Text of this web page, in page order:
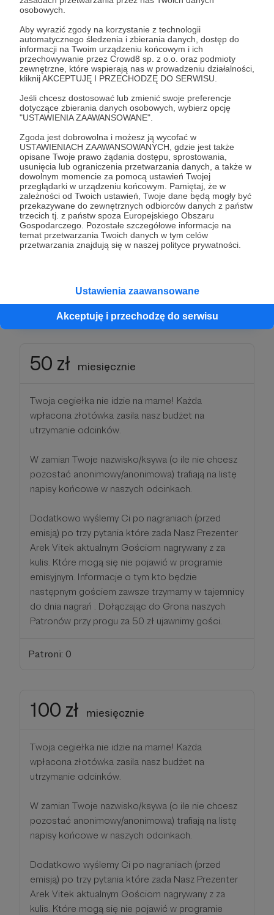
osobowych.
Aby wyrazić zgody na korzystanie z technologii
automatycznego śledzenia i zbierania danych, dostęp do
informacji na Twoim urządzeniu końcowym i ich
przechowywanie przez Crowd8 sp. z o.o. oraz podmioty
zewnętrzne, które wspierają nas w prowadzeniu działalności,
kliknij AKCEPTUJĘ I PRZECHODZĘ DO SERWISU.
Jeśli chcesz dostosować lub zmienić swoje preferencje
dotyczące zbierania danych osobowych, wybierz opcję
"USTAWIENIA ZAAWANSOWANE".
Zgoda jest dobrowolna i możesz ją wycofać w
USTAWIENIACH ZAAWANSOWANYCH, gdzie jest także
opisane Twoje prawo żądania dostępu, sprostowania,
usunięcia lub ograniczenia przetwarzania danych, a także w
dowolnym momencie za pomocą ustawień Twojej
przeglądarki w urządzeniu końcowym. Pamiętaj, że w
zależności od Twoich ustawień, Twoje dane będą mogły być
przekazywane do zewnętrznych odbiorców danych z państw
trzecich tj. z państw spoza Europejskiego Obszaru
Gospodarczego. Pozostałe szczegółowe informacje na
temat przetwarzania Twoich danych w tym celów
przetwarzania znajdują się w naszej polityce prywatności.
Ustawienia zaawansowane
Akceptuję i przechodzę do serwisu
Patroni: 0
30 zł miesięcznie
Twoja cegiełka nie idzie na marne! Każda
wpłacona złotówka zasila nasz budżet na
W zamian Twoje nazwisko/ksywa (o ile nie chcesz
pozostać anonimowy/anonimowa) trafiają na listę
napisy końcowe w naszych odcinkach.
Dodatkowo wyślemy Ci po nagraniach (przed
emisją) po trzy pytania które zada Nasz Prezenter
Arek Vitek aktualnym Gościom nagrywany z za
Patroni: 0
50 zł miesięcznie
Twoja cegiełka nie idzie na marne! Każda
wpłacona złotówka zasila nasz budżet na
utrzymanie odcinków.
W zamian Twoje nazwisko/ksywa (o ile nie chcesz
pozostać anonimowy/anonimowa) trafiają na listę
napisy końcowe w naszych odcinkach.
Dodatkowo wyślemy Ci po nagraniach (przed
emisją) po trzy pytania które zada Nasz Prezenter
Arek Vitek aktualnym Gościom nagrywany z za
kulis. Które mogą się nie pojawić w programie
emisyjnym. Informacje o tym kto będzie
następnym gościem zawsze trzymamy w tajemnicy
do dnia nagrań . Dołączając do Grona naszych
Patronów przy progu za 50 zł ujawnimy gości.
Patroni: 0
100 zł miesięcznie
Twoja cegiełka nie idzie na marne! Każda
wpłacona złotówka zasila nasz budżet na
utrzymanie odcinków.
W zamian Twoje nazwisko/ksywa (o ile nie chcesz
pozostać anonimowy/anonimowa) trafiają na listę
napisy końcowe w naszych odcinkach.
Dodatkowo wyślemy Ci po nagraniach (przed
emisją) po trzy pytania które zada Nasz Prezenter
Arek Vitek aktualnym Gościom nagrywany z za
kulis. Które mogą się nie pojawić w programie